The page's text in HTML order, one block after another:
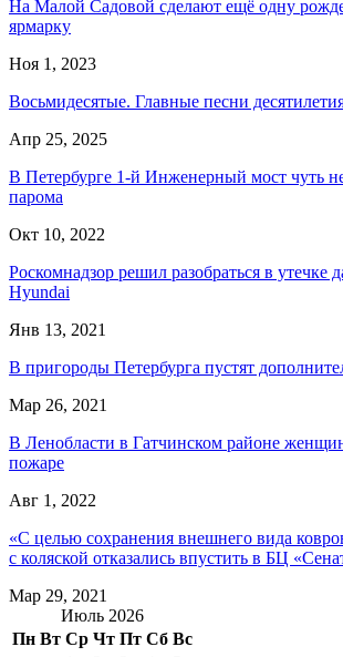
На Малой Садовой сделают ещё одну
ярмарку
Ноя 1, 2023
Восьмидесятые. Главные песни
Апр 25, 2025
В Петербурге 1-й Инженерный мост чуть
парома
Окт 10, 2022
Роскомнадзор решил разобраться в утечке
Hyundai
Янв 13, 2021
В пригороды Петербурга пустят
Мар 26, 2021
В Ленобласти в Гатчинском районе
пожаре
Авг 1, 2022
«С целью сохранения внешнего вида
с коляской отказались впустить в БЦ
Мар 29, 2021
Июль 2026
Пн Вт Ср Чт Пт Сб Вс